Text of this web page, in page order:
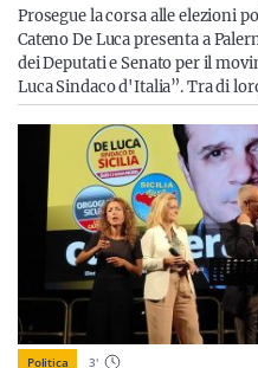
Prosegue la corsa alle elezioni
Cateno De Luca presenta a
dei Deputati e Senato per il
Luca Sindaco d'Italia”. Tra di
Politica 3'